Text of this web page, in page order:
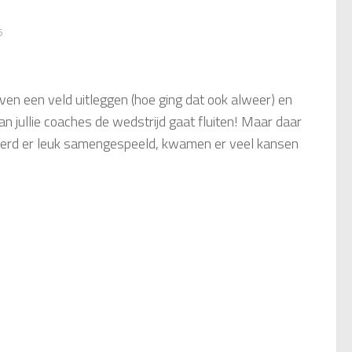
een veld uitleggen (hoe ging dat ook alweer) en
jullie coaches de wedstrijd gaat fluiten! Maar daar
er leuk samengespeeld, kwamen er veel kansen